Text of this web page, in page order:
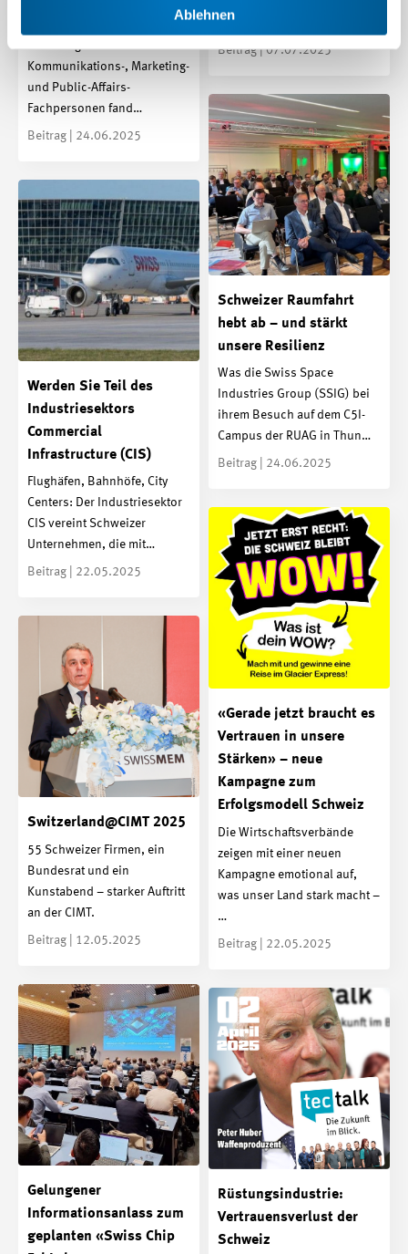
Ablehnen
weltweit – jetzt auch…
Beitrag | 07.07.2025
Kommunikations-, Marketing-
und Public-Affairs-
Fachpersonen fand…
Beitrag | 24.06.2025
Schweizer Raumfahrt
hebt ab – und stärkt
unsere Resilienz
Was die Swiss Space
Industries Group (SSIG) bei
ihrem Besuch auf dem C5I-
Campus der RUAG in Thun…
Beitrag | 24.06.2025
Werden Sie Teil des
Industriesektors
Commercial
Infrastructure (CIS)
Flughäfen, Bahnhöfe, City
Centers: Der Industriesektor
CIS vereint Schweizer
Unternehmen, die mit…
Beitrag | 22.05.2025
«Gerade jetzt braucht es
Vertrauen in unsere
Stärken» – neue
Kampagne zum
Erfolgsmodell Schweiz
Die Wirtschaftsverbände
zeigen mit einer neuen
Kampagne emotional auf,
was unser Land stark macht –
…
Beitrag | 22.05.2025
Switzerland@CIMT 2025
55 Schweizer Firmen, ein
Bundesrat und ein
Kunstabend – starker Auftritt
an der CIMT.
Beitrag | 12.05.2025
Gelungener
Informationsanlass zum
geplanten «Swiss Chip
Rüstungsindustrie:
Vertrauensverlust der
Schweiz